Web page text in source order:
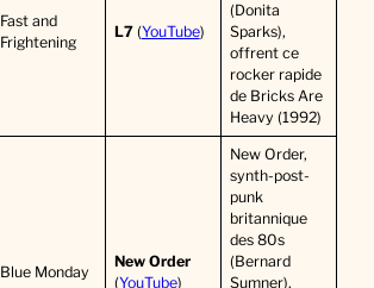
Fast and
Frightening
L7(YouTube)
(Donita
Sparks),
offrent ce
rocker rapide
de Bricks Are
Heavy (1992)
Blue Monday
New Order
(YouTube)
New Order,
synth-post-
punk
britannique
des 80s
(Bernard
Sumner),